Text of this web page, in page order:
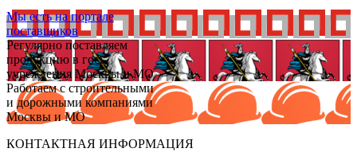
Мы есть на портале
поставщиков
Регулярно поставляем
продукцию в гос.
учреждения Москвы и МО
Работаем с строительными
и дорожными компаниями
Москвы и МО
КОНТАКТНАЯ ИНФОРМАЦИЯ